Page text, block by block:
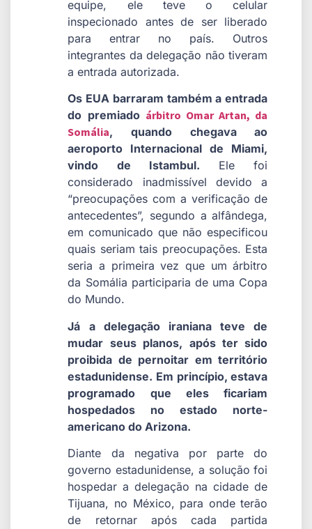
equipe, ele teve o celular
inspecionado antes de ser liberado
para entrar no país. Outros
integrantes da delegação não tiveram
a entrada autorizada.
Os EUA barraram também a entrada
do premiado árbitro Omar Artan, da
Somália, quando chegava ao
aeroporto Internacional de Miami,
vindo de Istambul. Ele foi
considerado inadmissível devido a
“preocupações com a verificação de
antecedentes”, segundo a alfândega,
em comunicado que não especificou
quais seriam tais preocupações. Esta
seria a primeira vez que um árbitro
da Somália participaria de uma Copa
do Mundo.
Já a delegação iraniana teve de
mudar seus planos, após ter sido
proibida de pernoitar em território
estadunidense. Em princípio, estava
programado que eles ficariam
hospedados no estado norte-
americano do Arizona.
Diante da negativa por parte do
governo estadunidense, a solução foi
hospedar a delegação na cidade de
Tijuana, no México, para onde terão
de retornar após cada partida